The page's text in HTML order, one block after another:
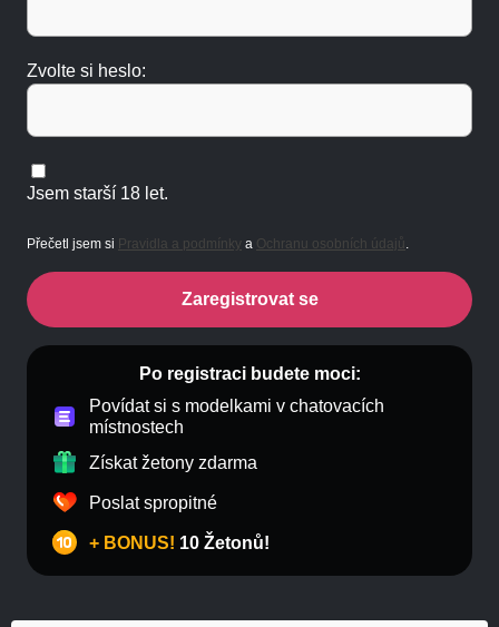
Zvolte si heslo:
Jsem starší 18 let.
Přečetl jsem si Pravidla a podmínky a Ochranu osobních údajů.
Zaregistrovat se
Po registraci budete moci:
Povídat si s modelkami v chatovacích
místnostech
Získat žetony zdarma
Poslat spropitné
+ BONUS! 10 Žetonů!